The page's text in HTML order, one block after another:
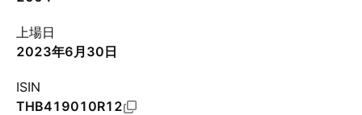
上場日
2023年6月30日
ISIN
THB419010R12